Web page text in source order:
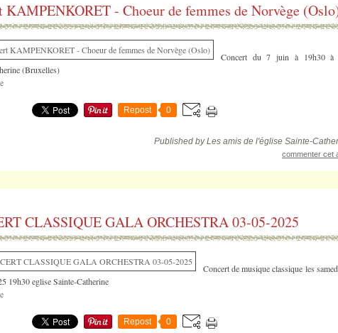
KAMPENKORET - Choeur de femmes de Norvège
Concert du 7 juin à 19h30 à
(Bruxelles)
Repost 0
Published by Les amis de l'église Sainte-
commenter cet
CLASSIQUE GALA ORCHESTRA 03-05-2025
Concert de musique classique les
19h30 eglise Sainte-Catherine
Repost 0